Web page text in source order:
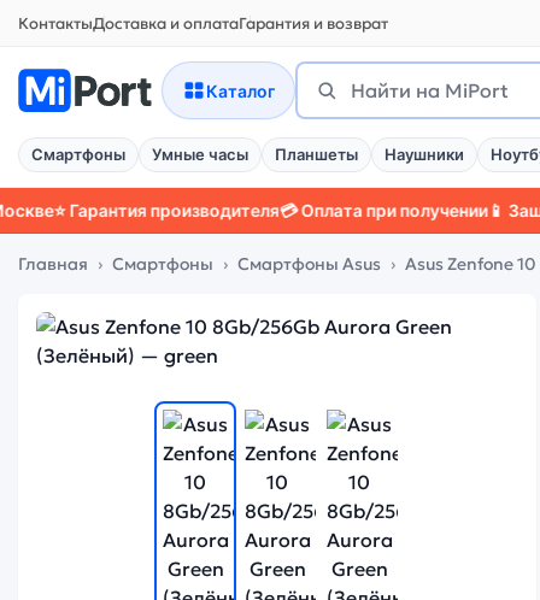
КонтактыДоставка и оплатаГарантия и возврат
Каталог
Поиск
Найти
Смартфоны Умные часы Планшеты Наушники
Гарантия производителя💳 Оплата при получении📱 Защитный
Главная Смартфоны Смартфоны Asus Asus Zenfone 10